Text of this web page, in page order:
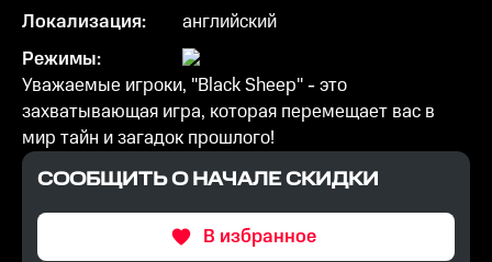
Локализация:
английский
Режимы:
Уважаемые игроки, "Black Sheep" - это
захватывающая игра, которая перемещает вас в
мир тайн и загадок прошлого!
СООБЩИТЬ О НАЧАЛЕ СКИДКИ
В избранное